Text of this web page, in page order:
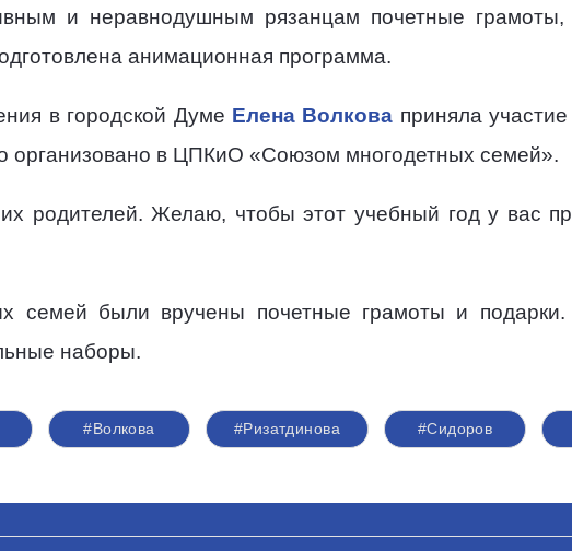
и неравнодушным рязанцам почетные
анимационная программа.
в городской Думе Елена Волкова приняла
организовано в ЦПКиО «Союзом многодетных семей».
родителей. Желаю, чтобы этот учебный год у вас
семей были вручены почетные грамоты и подарки.
наборы.
#Волкова #Ризатдинова #Сидоров